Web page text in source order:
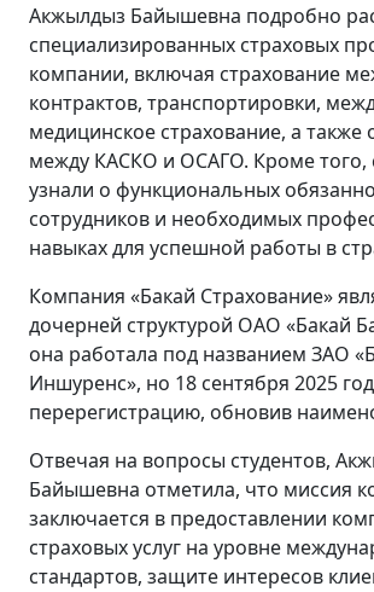
Акжылдыз Байышевна подробно
специализированных страховых
компании, включая страхование
контрактов, транспортировки,
медицинское страхование, а также
между КАСКО и ОСАГО. Кроме того,
узнали о функциональных
сотрудников и необходимых
навыках для успешной работы в
Компания «Бакай Страхование»
дочерней структурой ОАО «Бакай
она работала под названием ЗАО
Иншуренс», но 18 сентября 2025
перерегистрацию, обновив
Отвечая на вопросы студентов,
Байышевна отметила, что миссия
заключается в предоставлении
страховых услуг на уровне
стандартов, защите интересов